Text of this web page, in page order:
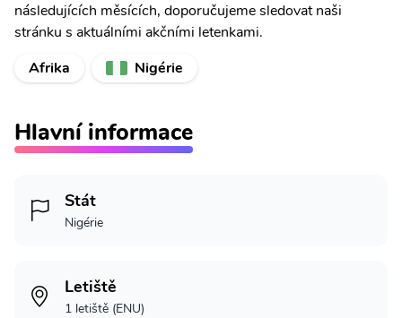
následujících měsících, doporučujeme sledovat naši
stránku s aktuálními akčními letenkami.
Afrika
Nigérie
Hlavní informace
Stát
Nigérie
Letiště
1 letiště (ENU)